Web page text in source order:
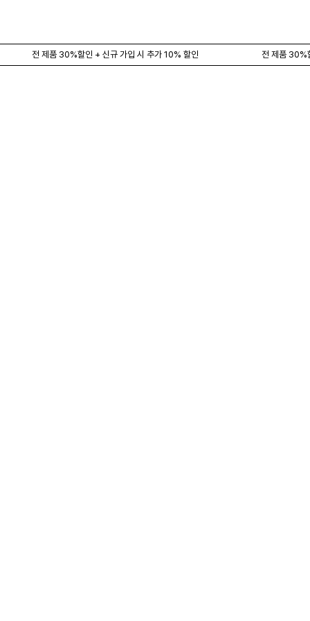
전 제품 30%할인 + 신규 가입 시 추가 10% 할인 전 제품 30%